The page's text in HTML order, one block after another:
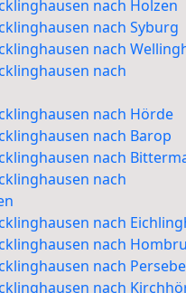
nach Holzen
nach Syburg
nach
nach
nach Hörde
nach Barop
nach
nach
nach
nach
nach
nach